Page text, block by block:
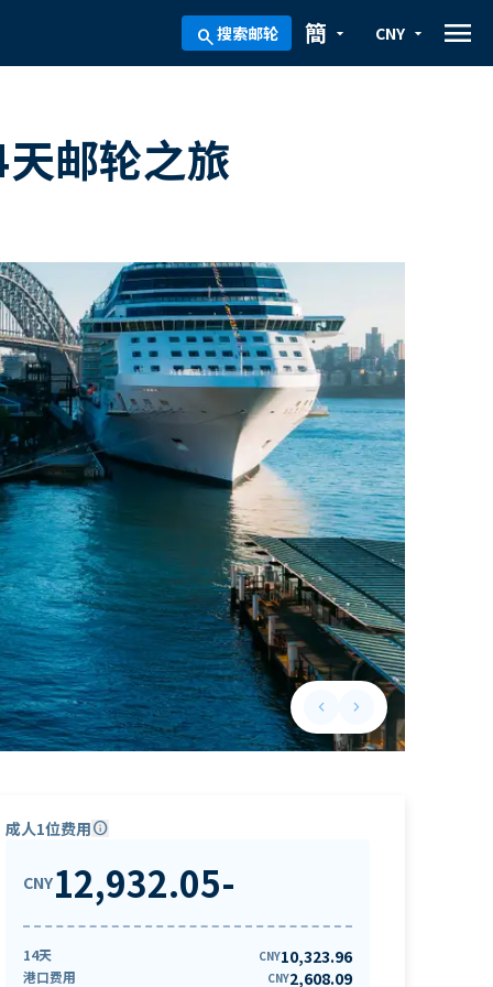
search搜索邮轮 arrow_drop_down
簡 arrow_drop_down
CNY menu
邮轮之旅
keyboard_arrow_leftPrevious slide
keyboard_arrow_rightNext slide
成人1位费用info
CNY12,932.05-
14天 CNY10,323.96
港口费用 CNY2,608.09